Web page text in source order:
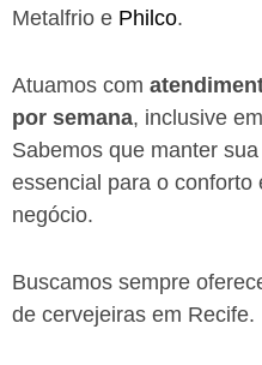
Metalfrio e Philco.
Atuamos com
por semana, inclusive
Sabemos que manter
essencial para o conforto
negócio.
Buscamos sempre
de cervejeiras em Recife.